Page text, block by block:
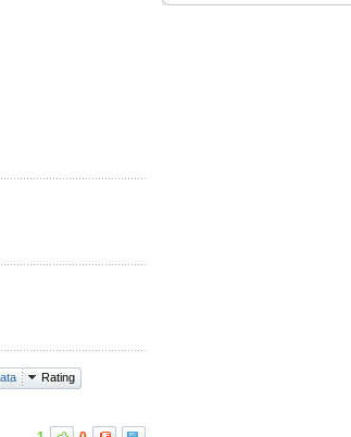
Rating